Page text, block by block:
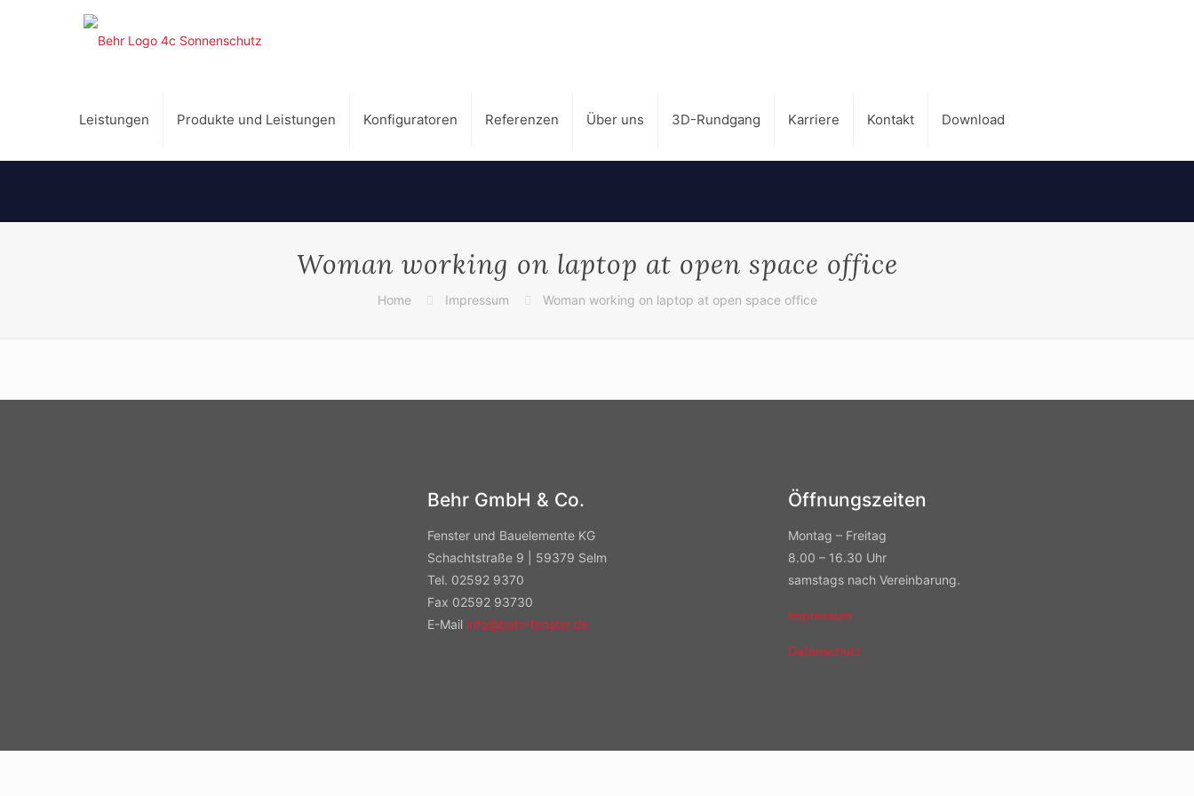
Leistungen Produkte und Leistungen Konfiguratoren Referenzen Über uns 3D-Rundgang Karriere Kontakt Download
Woman working on laptop at open space office
Home Impressum Woman working on laptop at open space office
Behr GmbH & Co.
Fenster und Bauelemente KG
Schachtstraße 9 | 59379 Selm
Tel. 02592 9370
Fax 02592 93730
E-Mail info@behr-fenster.de
Öffnungszeiten
Montag – Freitag
8.00 – 16.30 Uhr
samstags nach Vereinbarung.
Impressum
Datenschutz